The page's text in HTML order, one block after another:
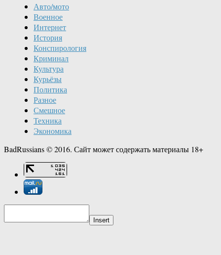
Авто/мото
Военное
Интернет
История
Конспирология
Криминал
Культура
Курьёзы
Политика
Разное
Смешное
Техника
Экономика
BadRussians © 2016. Сайт может содержать материалы 18+
Insert